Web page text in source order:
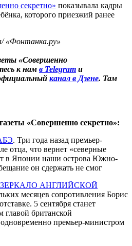
секретно» показывала кадры
которого приезжий ранее
«Фонтанка.ру»
«Совершенно
к нам в Telegram и
канал в Дзене. Там
«Совершенно секретно»:
. Три года назад премьер-
отца, что вернет «северные
в Японии наши острова Южно-
он сдержать не смог
АНГЛИЙСКОЙ
месяцев сопротивления Борис
5 сентября станет
главой британской
премьер-министром